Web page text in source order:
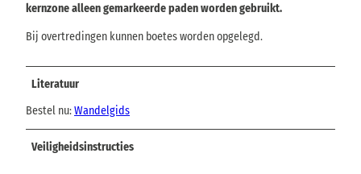
kernzone alleen gemarkeerde paden worden gebruikt.
Bij overtredingen kunnen boetes worden opgelegd.
Literatuur
Bestel nu:Wandelgids
Veiligheidsinstructies